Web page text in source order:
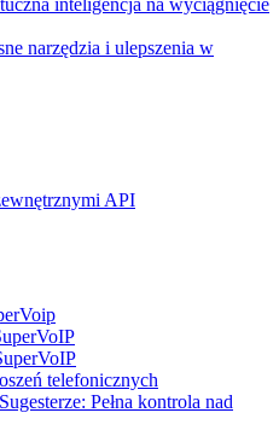
narzędzia i ulepszenia w
API
telefonicznych
Pełna kontrola nad